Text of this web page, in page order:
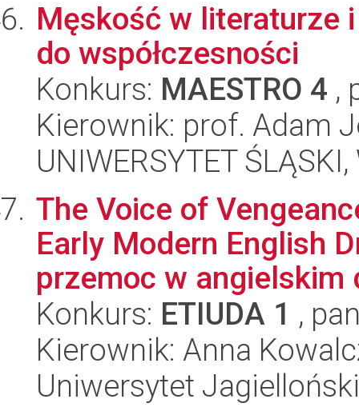
Męskość w literaturze
do współczesności
Konkurs: MAESTRO 4 ,
Kierownik: prof. Adam
UNIWERSYTET
The Voice of
Early Modern English
przemoc w angielskim
Konkurs: ETIUDA 1 ,
Kierownik: Anna
Uniwersytet